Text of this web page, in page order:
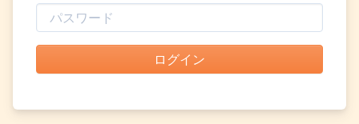
ログイン